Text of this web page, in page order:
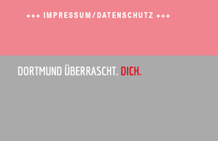
+++ IMPRESSUM/DATENSCHUTZ +++